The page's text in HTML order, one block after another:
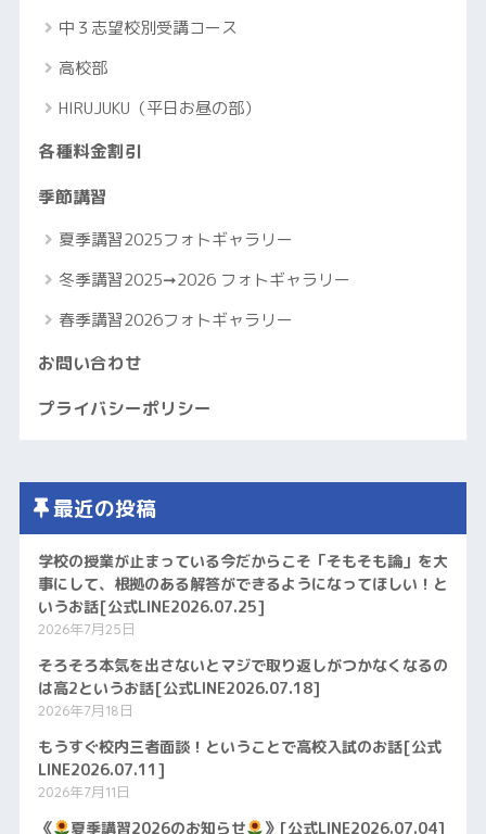
中３志望校別受講コース
高校部
HIRUJUKU（平日お昼の部）
各種料金割引
季節講習
夏季講習2025フォトギャラリー
冬季講習2025➞2026 フォトギャラリー
春季講習2026フォトギャラリー
お問い合わせ
プライバシーポリシー
最近の投稿
学校の授業が止まっている今だからこそ「そもそも論」を大
事にして、根拠のある解答ができるようになってほしい！と
いうお話[公式LINE2026.07.25]
2026年7月25日
そろそろ本気を出さないとマジで取り返しがつかなくなるの
は高2というお話[公式LINE2026.07.18]
2026年7月18日
もうすぐ校内三者面談！ということで高校入試のお話[公式
LINE2026.07.11]
2026年7月11日
《 夏季講習2026のお知らせ 》[公式LINE2026.07.04]